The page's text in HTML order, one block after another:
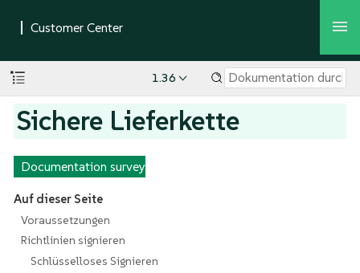
1.36
Sichere Lieferkette
Documentation survey
Auf dieser Seite
Voraussetzungen
Richtlinien signieren
Schlüsselloses Signieren